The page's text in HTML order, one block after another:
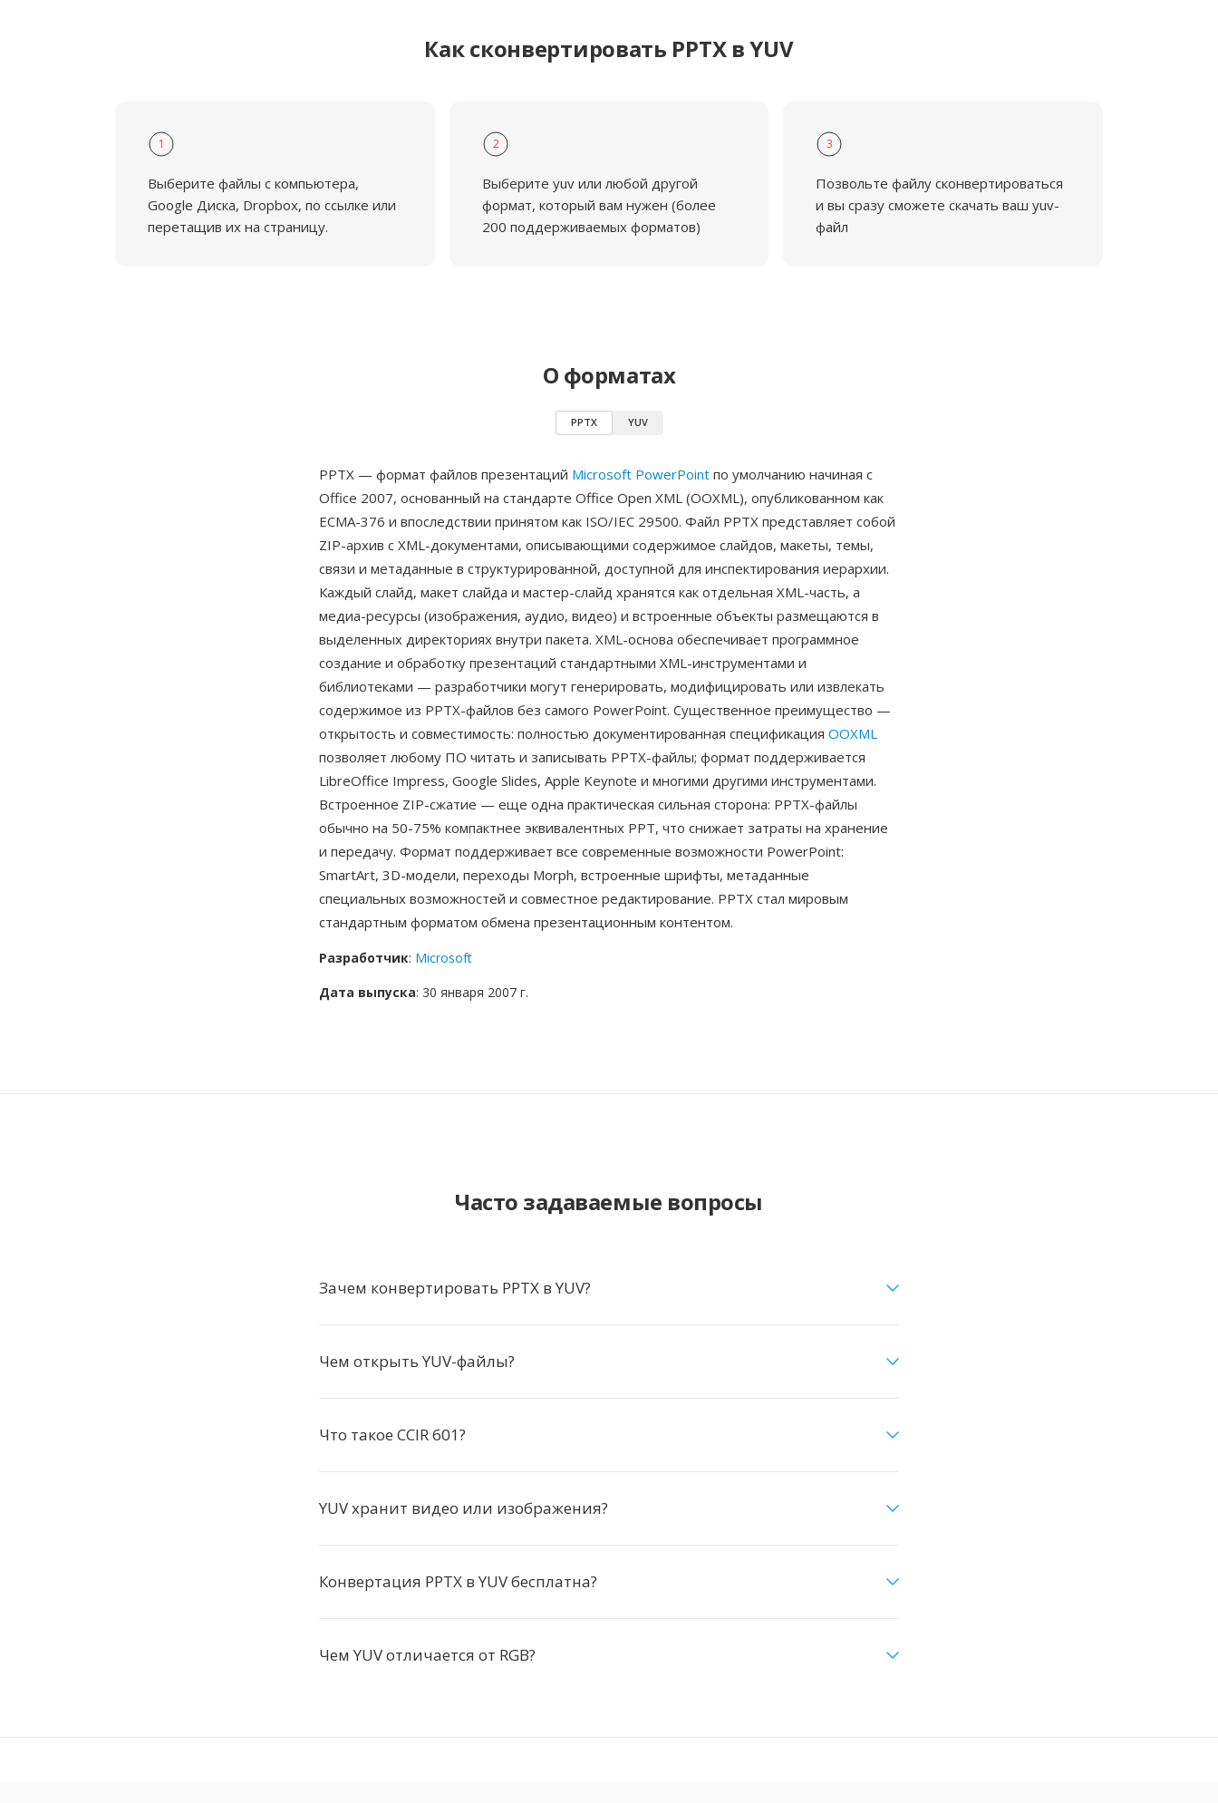
Как сконвертировать PPTX в YUV
1
Выберите файлы с компьютера,
Google Диска, Dropbox, по ссылке или
перетащив их на страницу.
2
Выберите yuv или любой другой
формат, который вам нужен (более
200 поддерживаемых форматов)
3
Позвольте файлу сконвертироваться
и вы сразу сможете скачать ваш yuv-
файл
О форматах
PPTX YUV
PPTX — формат файлов презентаций Microsoft PowerPoint по умолчанию начиная с
Office 2007, основанный на стандарте Office Open XML (OOXML), опубликованном как
ECMA-376 и впоследствии принятом как ISO/IEC 29500. Файл PPTX представляет собой
ZIP-архив с XML-документами, описывающими содержимое слайдов, макеты, темы,
связи и метаданные в структурированной, доступной для инспектирования иерархии.
Каждый слайд, макет слайда и мастер-слайд хранятся как отдельная XML-часть, а
медиа-ресурсы (изображения, аудио, видео) и встроенные объекты размещаются в
выделенных директориях внутри пакета. XML-основа обеспечивает программное
создание и обработку презентаций стандартными XML-инструментами и
библиотеками — разработчики могут генерировать, модифицировать или извлекать
содержимое из PPTX-файлов без самого PowerPoint. Существенное преимущество —
открытость и совместимость: полностью документированная спецификация OOXML
позволяет любому ПО читать и записывать PPTX-файлы; формат поддерживается
LibreOffice Impress, Google Slides, Apple Keynote и многими другими инструментами.
Встроенное ZIP-сжатие — еще одна практическая сильная сторона: PPTX-файлы
обычно на 50-75% компактнее эквивалентных PPT, что снижает затраты на хранение
и передачу. Формат поддерживает все современные возможности PowerPoint:
SmartArt, 3D-модели, переходы Morph, встроенные шрифты, метаданные
специальных возможностей и совместное редактирование. PPTX стал мировым
стандартным форматом обмена презентационным контентом.
Разработчик: Microsoft
Дата выпуска: 30 января 2007 г.
Часто задаваемые вопросы
Зачем конвертировать PPTX в YUV?
Чем открыть YUV-файлы?
Что такое CCIR 601?
YUV хранит видео или изображения?
Конвертация PPTX в YUV бесплатна?
Чем YUV отличается от RGB?